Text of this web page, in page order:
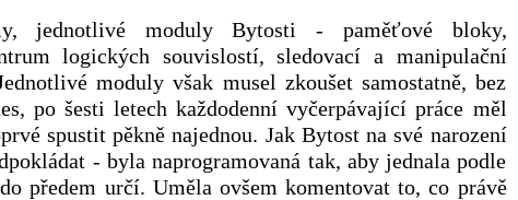
jednotlivé moduly Bytosti - paměťové bloky,
logických souvislostí, sledovací a manipulační
moduly však musel zkoušet samostatně, bez
po šesti letech každodenní vyčerpávající práce měl
spustit pěkně najednou. Jak Bytost na své narození
- byla naprogramovaná tak, aby jednala podle
předem určí. Uměla ovšem komentovat to, co právě